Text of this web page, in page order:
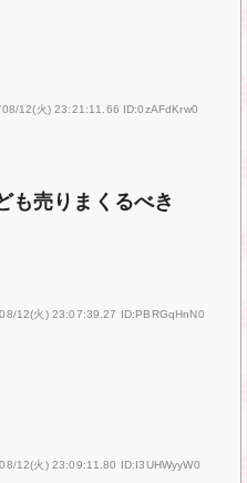
12(火) 23:21:11.66 ID:0zAFdKrw0
も売りまくるべき
12(火) 23:07:39.27 ID:PBRGqHnN0
12(火) 23:09:11.80 ID:I3UHWyyW0